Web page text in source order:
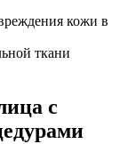
кожи в
ткани
с